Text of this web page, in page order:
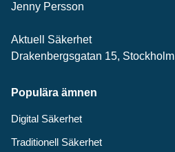
Jenny Persson
Aktuell Säkerhet
Drakenbergsgatan 15, Stockholm
Populära ämnen
Digital Säkerhet
Traditionell Säkerhet